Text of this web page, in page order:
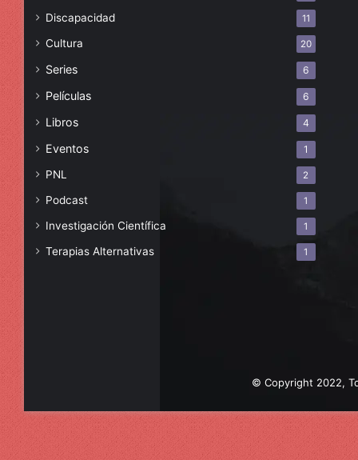
Discapacidad 11
Cultura 20
Series 6
Películas 6
Libros 4
Eventos 1
PNL 2
Podcast 1
Investigación Científica 1
Terapias Alternativas 1
© Copyright 2022,